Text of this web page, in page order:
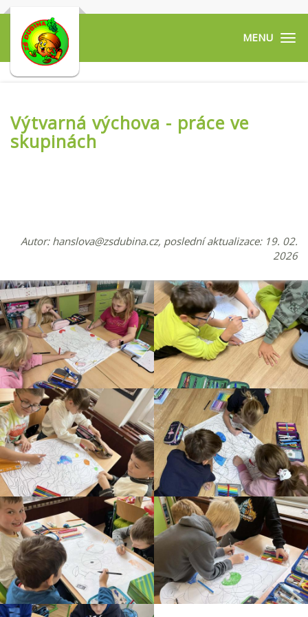
Výtvarná výchova - práce ve
skupinách
Autor: hanslova@zsdubina.cz, poslední aktualizace: 19. 02.
2026